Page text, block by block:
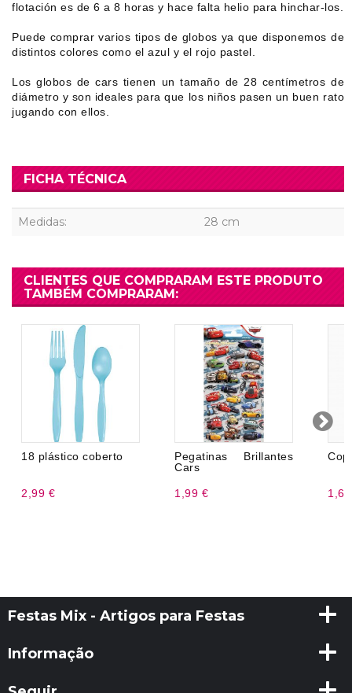
flotación es de 6 a 8 horas y hace falta helio para hinchar-los.
Puede comprar varios tipos de globos ya que disponemos de
distintos colores como el azul y el rojo pastel.
Los globos de cars tienen un tamaño de 28 centímetros de
diámetro y son ideales para que los niños pasen un buen rato
jugando con ellos.
FICHA TÉCNICA
Medidas: 28 cm
CLIENTES QUE COMPRARAM ESTE PRODUTO
TAMBÉM COMPRARAM:
18 plástico coberto
2,99 €
Pegatinas Brillantes
Cars
1,99 €
Festas Mix - Artigos para Festas
Informação